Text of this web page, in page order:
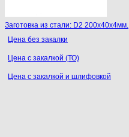
Заготовка из стали: D2 200х40х4мм.
Цена без закалки
Цена c закалкой (ТО)
Цена с закалкой и шлифовкой